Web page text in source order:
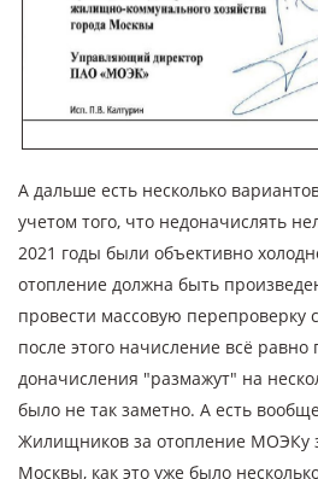
А дальше есть несколько
учетом того, что недоначислять
2021 годы были объективно
отопление должна быть
провести массовую
после этого начисление всё
доначисления "размажут" на
было не так заметно. А есть
Жилищников за отопление МОЭКу
Москвы, как это уже было